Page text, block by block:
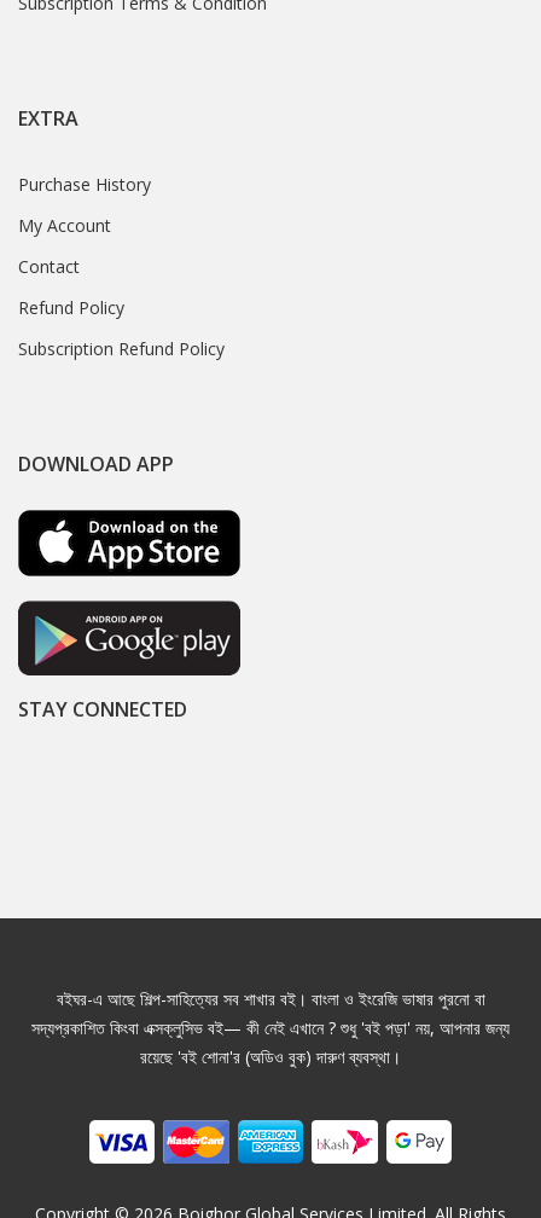
EXTRA
Purchase History
My Account
Contact
Refund Policy
Subscription Refund Policy
DOWNLOAD APP
STAY CONNECTED
বইঘর-এ আছে শিল্প-সাহিত্যের সব শাখার বই। বাংলা ও ইংরেজি ভাষার পুরনো বা
সদ্যপ্রকাশিত কিংবা এক্সক্লুসিভ বই— কী নেই এখানে ? শুধু 'বই পড়া' নয়, আপনার জন্য
রয়েছে 'বই শোনা'র (অডিও বুক) দারুণ ব্যবস্থা।